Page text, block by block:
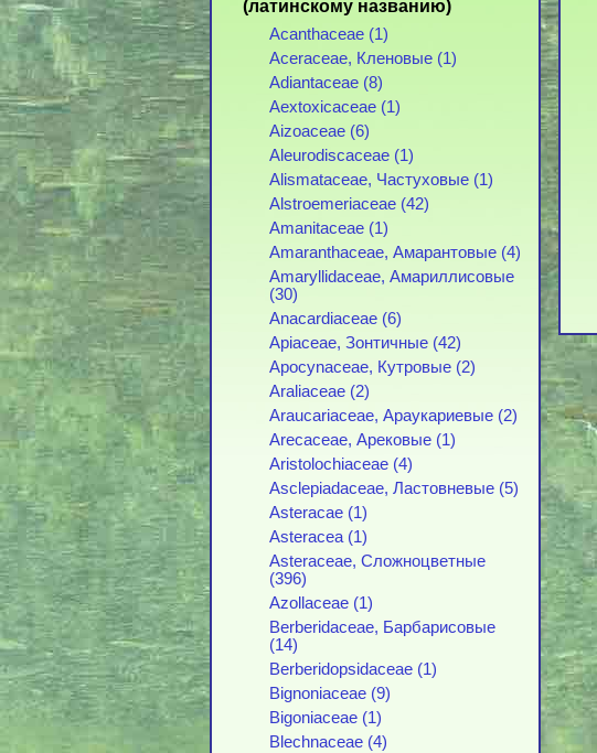
(латинскому названию)
Acanthaceae (1)
Aceraceae, Кленовые (1)
Adiantaceae (8)
Aextoxicaceae (1)
Aizoaceae (6)
Aleurodiscaceae (1)
Alismataceae, Частуховые (1)
Alstroemeriaceae (42)
Amanitaceae (1)
Amaranthaceae, Амарантовые (4)
Amaryllidaceae, Амариллисовые
(30)
Anacardiaceae (6)
Apiaceae, Зонтичные (42)
Apocynaceae, Кутровые (2)
Araliaceae (2)
Araucariaceae, Араукариевые (2)
Arecaceae, Арековые (1)
Aristolochiaceae (4)
Asclepiadaceae, Ластовневые (5)
Asteracae (1)
Asteracea (1)
Asteraceae, Сложноцветные
(396)
Azollaceae (1)
Berberidaceae, Барбарисовые
(14)
Berberidopsidaceae (1)
Bignoniaceae (9)
Bigoniaceae (1)
Blechnaceae (4)